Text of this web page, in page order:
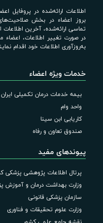
اطلاعات ارائه‌شده در پروفایل
بروز اعضاء در بخش
تماسی ارائه‌شده، آخرین
در صورت تغییر اطلاعات،
به‌روزآوری اطلاعات خود اقدام
خدمات ویژه اعضاء
بیمه خدمات درمان تکمیلی ایران
واحد وام
کاریابی ابن سینا
صندوق تعاون و رفاه
پیوندهای مفید
پرتال اطلاعات پژوهشی پزشکی
وزارت بهداشت درمان و آموزش
سازمان پزشکی قانونی
وزارت علوم تحقیقات و فناوری